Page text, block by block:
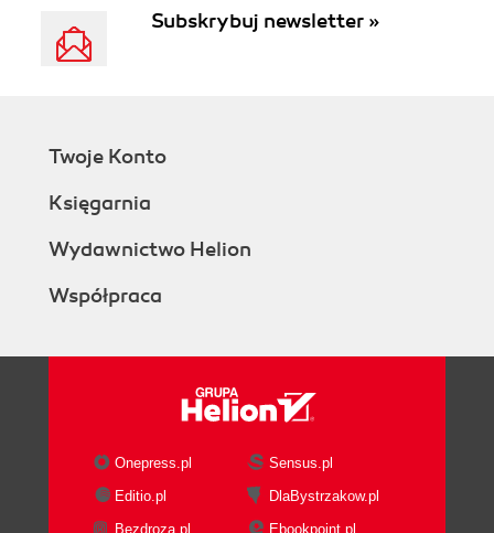
Subskrybuj newsletter »
Twoje Konto
Księgarnia
Wydawnictwo Helion
Współpraca
Onepress.pl
Sensus.pl
Editio.pl
DlaBystrzakow.pl
Bezdroza.pl
Ebookpoint.pl